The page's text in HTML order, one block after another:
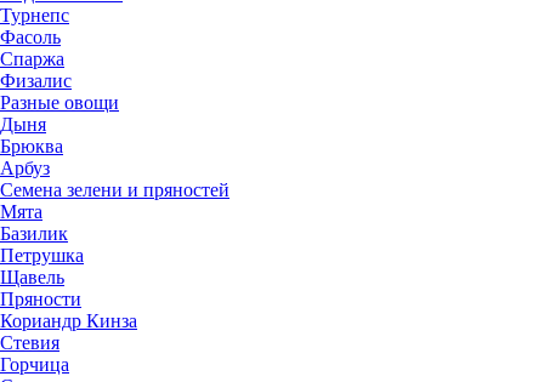
Турнепс
Фасоль
Спаржа
Физалис
Разные овощи
Дыня
Брюква
Арбуз
Семена зелени и пряностей
Мята
Базилик
Петрушка
Щавель
Пряности
Кориандр Кинза
Стевия
Горчица